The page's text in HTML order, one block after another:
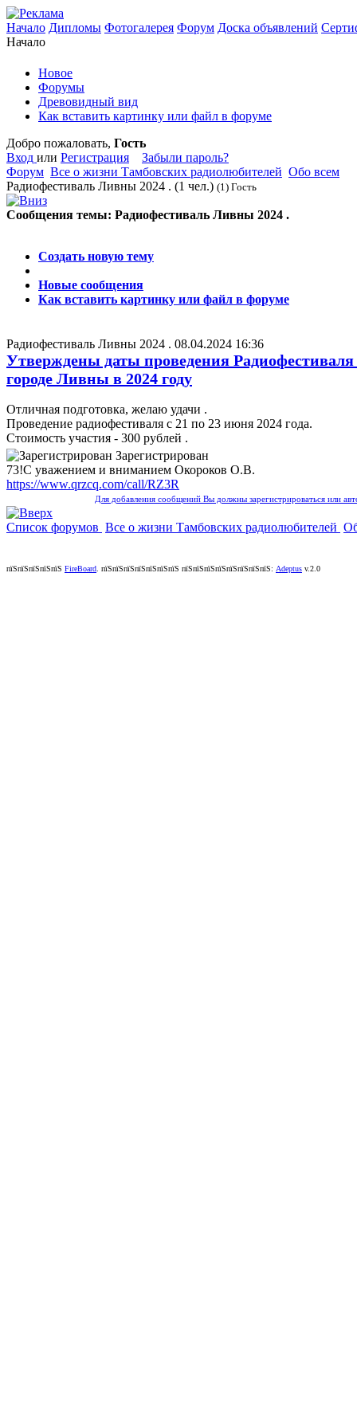
Начало Дипломы Фотогалерея Форум Доска объявлений
Начало
Новое
Форумы
Древовидный вид
Как вставить картинку или файл в форуме
Добро пожаловать, Гость
Вход или Регистрация
Забыли пароль?
Форум Все о жизни Тамбовских радиолюбителей Обо всем
Радиофестиваль Ливны 2024 . (1 чел.) (1) Гость
Сообщения темы: Радиофестиваль Ливны 2024 .
Создать новую тему
Новые сообщения
Как вставить картинку или файл в форуме
Радиофестиваль Ливны 2024 . 08.04.2024 16:36
Утверждены даты проведения Радиофестиваля
городе Ливны в 2024 году
Отличная подготовка, желаю удачи .
Проведение радиофестиваля с 21 по 23 июня 2024 года.
Стоимость участия - 300 рублей .
Зарегистрирован
73!С уважением и вниманием Окороков О.В.
https://www.qrzcq.com/call/RZ3R
Для добавления сообщений Вы должны зарегистрироваться или
Список форумов Все о жизни Тамбовских радиолюбителей
пїЅпїЅпїЅпїЅпїЅ FireBoard пїЅпїЅпїЅпїЅпїЅпїЅпїЅ пїЅпїЅпїЅпїЅпїЅпїЅпїЅпїЅ: Adeptus v.2.0